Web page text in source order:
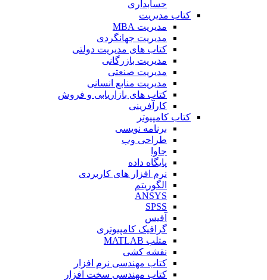
حسابداری
کتاب مدیریت
مدیریت MBA
مدیریت جهانگردی
کتاب های مدیریت دولتی
مدیریت بازرگانی
مدیریت صنعتی
مدیریت منابع انسانی
کتاب های بازاریابی و فروش
کارآفرینی
کتاب کامپیوتر
برنامه نویسی
طراحی وب
جاوا
پایگاه داده
نرم افزار های کاربردی
الگوریتم
ANSYS
SPSS
آفیس
گرافیک کامپیوتری
متلب MATLAB
نقشه کشی
کتاب مهندسی نرم افزار
کتاب مهندسی سخت افزار